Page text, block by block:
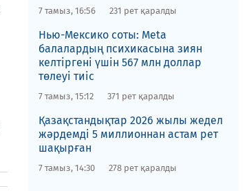
7 тамыз, 16:56 231 рет қаралды
Нью-Мексико соты​: Meta
балалардың психикасына зиян
келтіргені үшін 567 млн доллар
төлеуі тиіс
7 тамыз, 15:12 371 рет қаралды
Қазақстандықтар 2026 жылы жедел
жәрдемді 5 миллионнан астам рет
шақырған
7 тамыз, 14:30 278 рет қаралды